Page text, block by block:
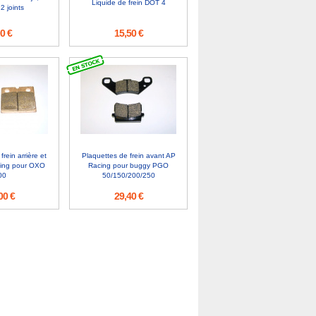
joints
€
Liquide de frein DOT 4
15,50 €
arrière et
pour OXO
€
Plaquettes de frein avant AP
Racing pour buggy PGO
50/150/200/250
29,40 €